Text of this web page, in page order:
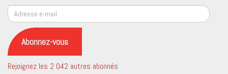
Adresse
e-
mail
Abonnez-vous
Rejoignez les 2 042 autres abonnés